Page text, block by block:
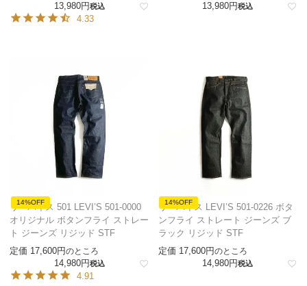
13,980 税込
4.33
13,980 税込
14%OFF
リーバイス 501 LEVI’S 501-0000
オリジナル ボタンフライ ストレー
ト ジーンズ リジッド STF
定価 17,600 のところ
14,980 税込
4.91
14%OFF
リーバイス LEVI’S 501-0226 ボタ
ンフライ ストレート ジーンズ ブ
ラック リジッド STF
定価 17,600 のところ
14,980 税込